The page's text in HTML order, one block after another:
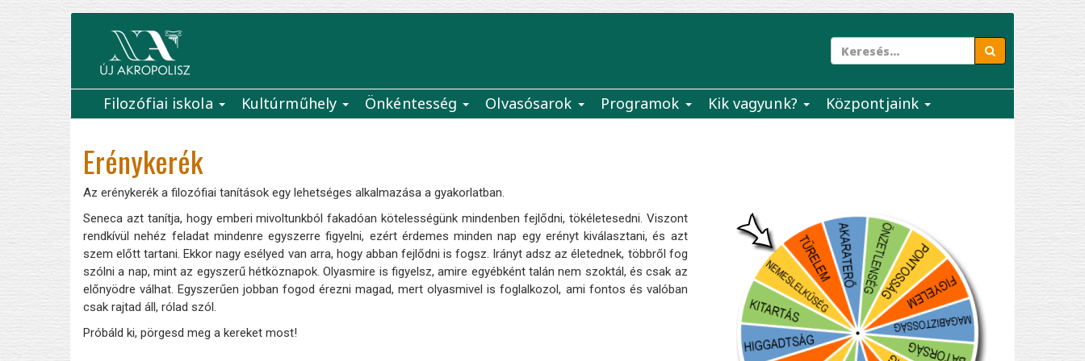
Main
navigation
Filozófiai iskola Kultúrműhely Önkéntesség Olvasósarok Programok Kik vagyunk? Központjaink
Erénykerék
Az erénykerék a filozófiai tanítások egy lehetséges alkalmazása a gyakorlatban.
Seneca azt tanítja, hogy emberi mivoltunkból fakadóan kötelességünk mindenben fejlődni, tökéletesedni. Viszont
rendkívül nehéz feladat mindenre egyszerre figyelni, ezért érdemes minden nap egy erényt kiválasztani, és azt
szem előtt tartani. Ekkor nagy esélyed van arra, hogy abban fejlődni is fogsz. Irányt adsz az életednek, többről fog
szólni a nap, mint az egyszerű hétköznapok. Olyasmire is figyelsz, amire egyébként talán nem szoktál, és csak az
előnyödre válhat. Egyszerűen jobban fogod érezni magad, mert olyasmivel is foglalkozol, ami fontos és valóban
csak rajtad áll, rólad szól.
Próbáld ki, pörgesd meg a kereket most!